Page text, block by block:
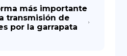
más importante
transmisión de
por la garrapata